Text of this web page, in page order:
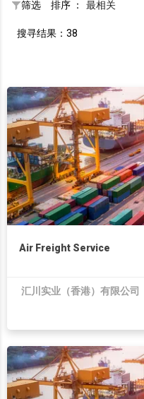
筛选 排序 ： 最相关
搜寻结果：38
Air Freight Service
汇川实业（香港）有限公司